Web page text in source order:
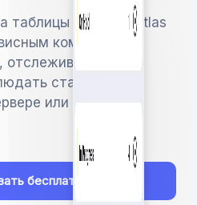
таблицы и доски. Atlas
командам
стандарты.
или начните
бесплатно